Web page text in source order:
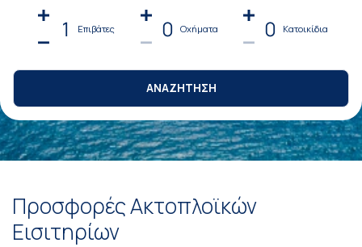
1 Επιβάτες 0 Οχήματα 0 Κατοικίδια
ΑΝΑΖΗΤΗΣΗ
Προσφορές Ακτοπλοϊκών
Εισιτηρίων